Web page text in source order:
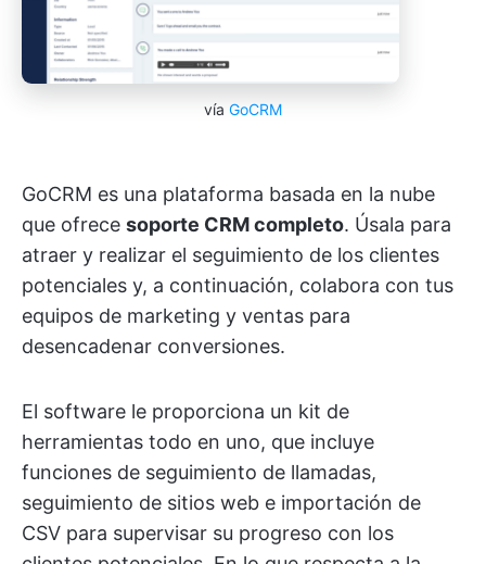
vía GoCRM
GoCRM es una plataforma basada en la nube
que ofrece soporte CRM completo. Úsala para
atraer y realizar el seguimiento de los clientes
potenciales y, a continuación, colabora con tus
equipos de marketing y ventas para
desencadenar conversiones.
El software le proporciona un kit de
herramientas todo en uno, que incluye
funciones de seguimiento de llamadas,
seguimiento de sitios web e importación de
CSV para supervisar su progreso con los